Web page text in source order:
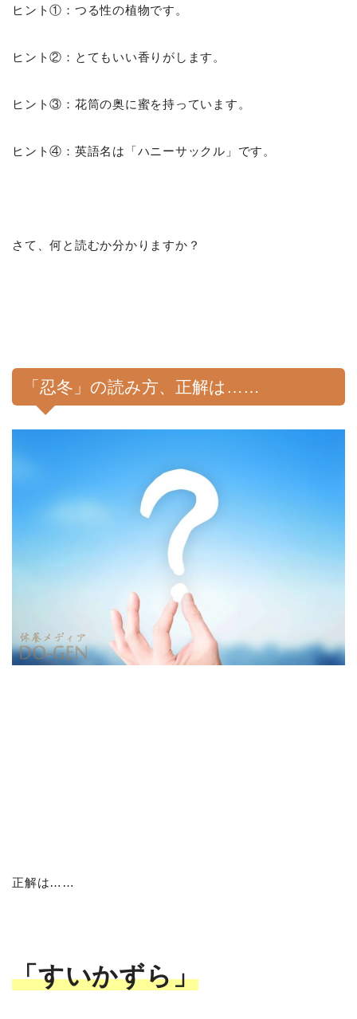
ヒント①：つる性の植物です。
ヒント②：とてもいい香りがします。
ヒント③：花筒の奥に蜜を持っています。
ヒント④：英語名は「ハニーサックル」です。
さて、何と読むか分かりますか？
「忍冬」の読み方、正解は……
正解は……
「すいかずら」